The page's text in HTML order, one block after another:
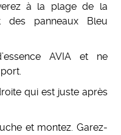
à la plage de la
des panneaux Bleu
AVIA et ne
qui est juste après
et montez. Garez-